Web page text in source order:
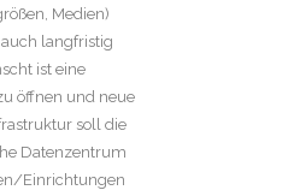
Medien)
langfristig
ist eine
öffnen und neue
soll die
Datenzentrum
Einrichtungen